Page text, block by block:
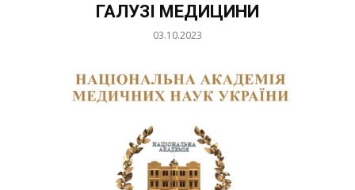
ГАЛУЗІ МЕДИЦИНИ
03.10.2023